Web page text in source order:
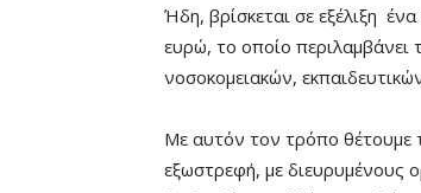
Ήδη, βρίσκεται σε εξέλιξη
ευρώ, το οποίο περιλαμβάνει
νοσοκομειακών,
Με αυτόν τον τρόπο θέτουμε
εξωστρεφή, με διευρυμένους